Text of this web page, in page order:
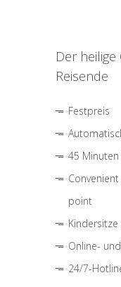
Der
Reisende
Festpreis
45
point
Kindersitze
Online-
24/7-